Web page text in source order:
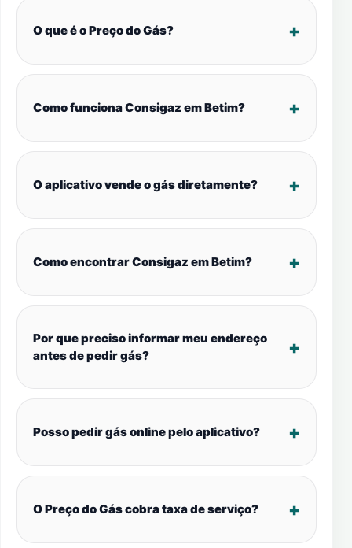
O que é o Preço do Gás?
Como funciona Consigaz em Betim?
O aplicativo vende o gás diretamente?
Como encontrar Consigaz em Betim?
Por que preciso informar meu endereço
antes de pedir gás?
Posso pedir gás online pelo aplicativo?
O Preço do Gás cobra taxa de serviço?